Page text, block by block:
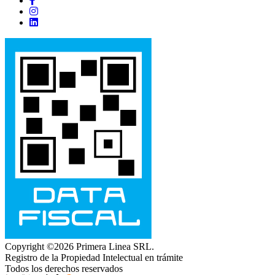
Copyright ©2026 Primera Linea SRL.
Registro de la Propiedad Intelectual en trámite
Todos los derechos reservados